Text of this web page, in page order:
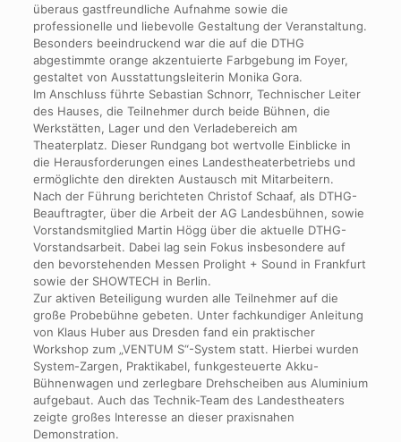
überaus gastfreundliche Aufnahme sowie die
professionelle und liebevolle Gestaltung der Veranstaltung.
Besonders beeindruckend war die auf die DTHG
abgestimmte orange akzentuierte Farbgebung im Foyer,
gestaltet von Ausstattungsleiterin Monika Gora.
Im Anschluss führte Sebastian Schnorr, Technischer Leiter
des Hauses, die Teilnehmer durch beide Bühnen, die
Werkstätten, Lager und den Verladebereich am
Theaterplatz. Dieser Rundgang bot wertvolle Einblicke in
die Herausforderungen eines Landestheaterbetriebs und
ermöglichte den direkten Austausch mit Mitarbeitern.
Nach der Führung berichteten Christof Schaaf, als DTHG-
Beauftragter, über die Arbeit der AG Landesbühnen, sowie
Vorstandsmitglied Martin Högg über die aktuelle DTHG-
Vorstandsarbeit. Dabei lag sein Fokus insbesondere auf
den bevorstehenden Messen Prolight + Sound in Frankfurt
sowie der SHOWTECH in Berlin.
Zur aktiven Beteiligung wurden alle Teilnehmer auf die
große Probebühne gebeten. Unter fachkundiger Anleitung
von Klaus Huber aus Dresden fand ein praktischer
Workshop zum „VENTUM S“-System statt. Hierbei wurden
System-Zargen, Praktikabel, funkgesteuerte Akku-
Bühnenwagen und zerlegbare Drehscheiben aus Aluminium
aufgebaut. Auch das Technik-Team des Landestheaters
zeigte großes Interesse an dieser praxisnahen
Demonstration.